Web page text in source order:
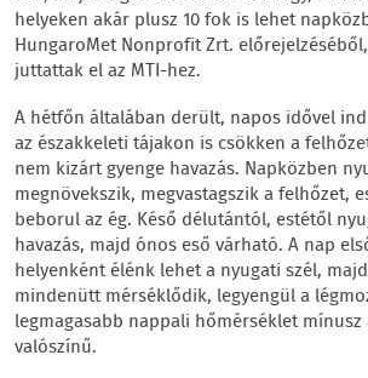
helyeken akár plusz 10 fok is lehet
HungaroMet Nonprofit Zrt.
juttattak el az MTI-hez.
A hétfőn általában derült, napos idővel
az északkeleti tájakon is csökken a
nem kizárt gyenge havazás. Napközben
megnövekszik, megvastagszik a felhőzet,
beborul az ég. Késő délutántól, estétől
havazás, majd ónos eső várható. A nap
helyenként élénk lehet a nyugati szél,
mindenütt mérséklődik, legyengül a
legmagasabb nappali hőmérséklet
valószínű.